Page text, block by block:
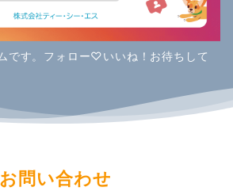
です。フォロー♡いいね！お待ちして
お問い合わせ